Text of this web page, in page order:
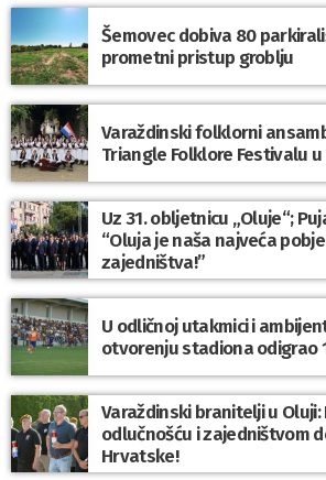
Šemovec dobiva 80
prometni pristup groblju
Varaždinski folklorni
Triangle Folklore Festivalu
Uz 31. obljetnicu „Oluje“;
“Oluja je naša najveća
zajedništva!”
U odličnoj utakmici i
otvorenju stadiona odigrao
Varaždinski branitelji u Oluji:
odlučnošću i zajedništvom
Hrvatske!